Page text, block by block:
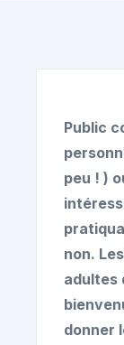
Public
peu ! )
non.
adultes
donner